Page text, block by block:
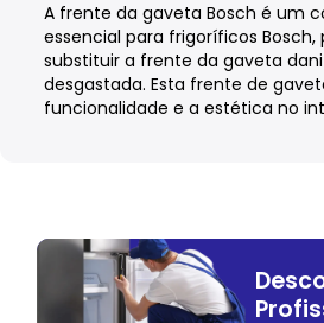
A frente da gaveta Bosch é um
essencial para frigoríficos Bosch,
substituir a frente da gaveta
desgastada. Esta frente de
funcionalidade e a estética no